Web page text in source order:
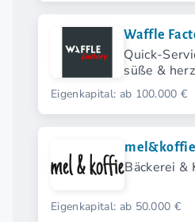
Waffle
Quick-
süße &
Eigenkapital: ab 100.000 €
mel&koffie
Bäckerei &
Eigenkapital: ab 50.000 €